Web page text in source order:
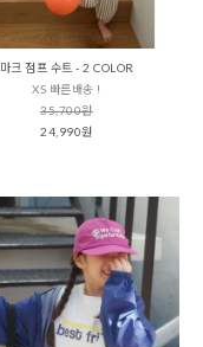
마크 점프 수트 - 2 COLOR
XS 빠른배송 !
35,700원
24,990원